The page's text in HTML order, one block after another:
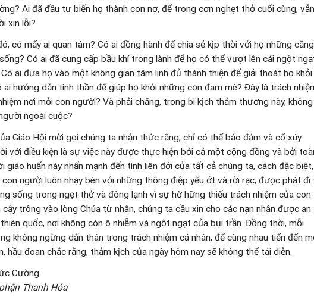
thăm mục vụ và ban Bí tích Thêm sức tại giáo xứ Kim Đông
Thánh Thể Tin Giáo hội Việt Nam - hoàn vũTin tức
đề:
chôn
Paris –
Bông hồng cho người hành khất
– Cho vào tim hơn hay bàn tay
Ban Doanh nhân Công giáo trẻ:
Kinh doanh theo đức tin Kitô
giáo